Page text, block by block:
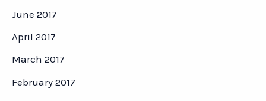
June 2017
April 2017
March 2017
February 2017